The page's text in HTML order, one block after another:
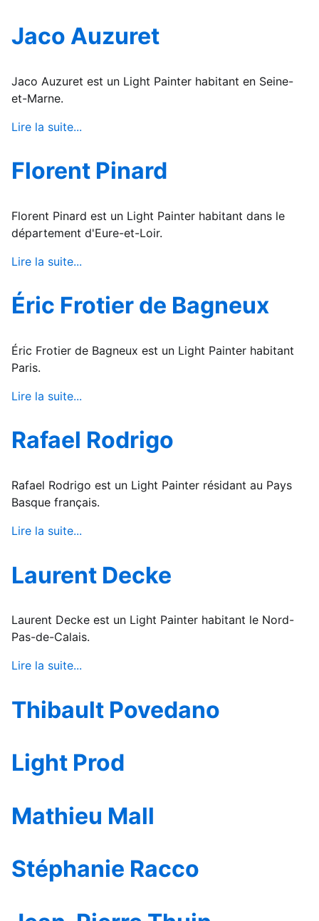
Jaco Auzuret
Jaco Auzuret est un Light Painter habitant en Seine-
et-Marne.
Lire la suite...
Florent Pinard
Florent Pinard est un Light Painter habitant dans le
département d'Eure-et-Loir.
Lire la suite...
Éric Frotier de Bagneux
Éric Frotier de Bagneux est un Light Painter habitant
Paris.
Lire la suite...
Rafael Rodrigo
Rafael Rodrigo est un Light Painter résidant au Pays
Basque français.
Lire la suite...
Laurent Decke
Laurent Decke est un Light Painter habitant le Nord-
Pas-de-Calais.
Lire la suite...
Thibault Povedano
Light Prod
Mathieu Mall
Stéphanie Racco